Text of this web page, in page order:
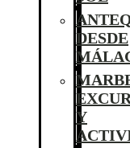
DESDE
Y